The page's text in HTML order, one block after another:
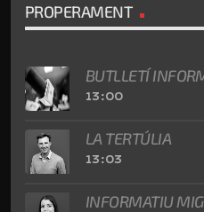
PROPERAMENT
BUTLLETÍ
13:00
LA TERTÚLIA
13:03
INFORMATIU